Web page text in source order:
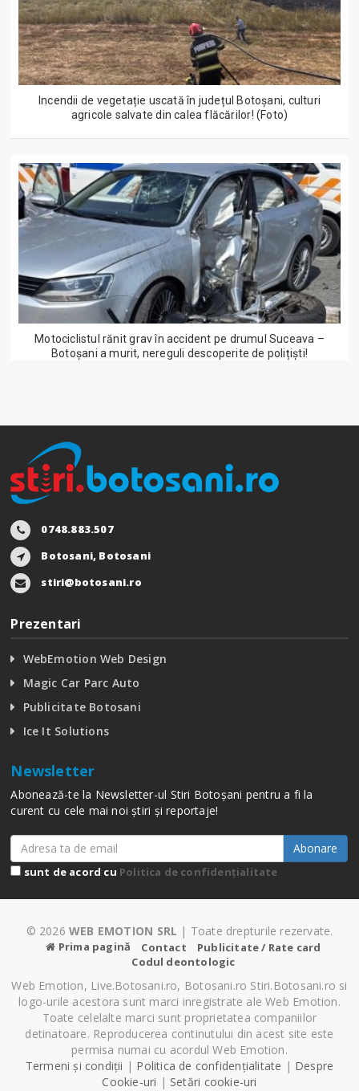
Incendii de vegetație uscată în județul Botoșani, culturi
agricole salvate din calea flăcărilor! (Foto)
Motociclistul rănit grav în accident pe drumul Suceava –
Botoșani a murit, nereguli descoperite de polițiști!
0748.883.507
Botosani, Botosani
stiri@botosani.ro
Prezentari
WebEmotion Web Design
Magic Car Parc Auto
Publicitate Botosani
Ice It Solutions
Newsletter
Abonează-te la Newsletter-ul Stiri Botoșani pentru a fi la
curent cu cele mai noi știri și reportaje!
Abonare
sunt de acord cu Politica de confidențialitate
© 2026 WEB EMOTION SRL | Toate drepturile rezervate.
Prima pagină Contact
Publicitate / Rate card
Codul deontologic
Web Emotion, Live.Botosani.ro, Botosani.ro Stiri.Botosani.ro si
logo-urile acestora sunt marci inregistrate ale Web Emotion.
Toate celelalte marci sunt proprietatea companiilor
detinatoare. Reproducerea continutului din acest site este
permisa numai cu acordul Web Emotion.
Termeni și condiții | Politica de confidențialitate | Despre
Cookie-uri | Setări cookie-uri